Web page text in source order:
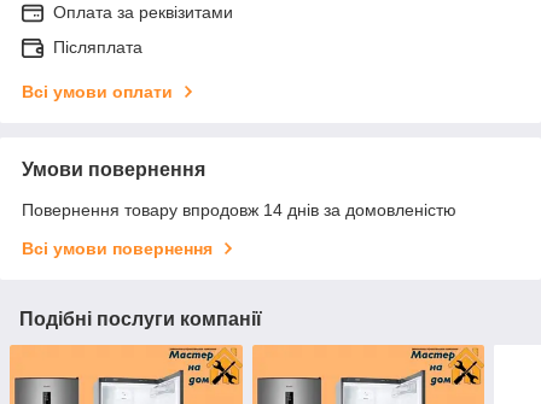
Оплата за реквізитами
Післяплата
Всі умови оплати
Умови повернення
Повернення товару впродовж 14 днів за домовленістю
Всі умови повернення
Подібні послуги компанії